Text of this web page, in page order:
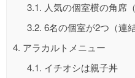
3.1. 人気の個室横の角席
3.2. 6名の個室が2つ（連
4. アラカルトメニュー
4.1. イチオシは親子丼